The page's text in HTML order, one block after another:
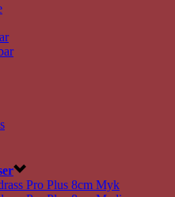
Pro Plus 8cm Myk